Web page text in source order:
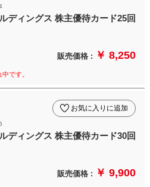
ディングス 株主優待カード25回
販売価格 : ￥ 8,250
です。
ディングス 株主優待カード30回
お気に入りに追加
販売価格 : ￥ 9,900